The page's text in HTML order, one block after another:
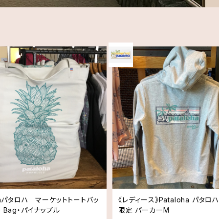
タロハ マーケットトートバッ
・パイナップル
《レディース》Pataloha パタロ
限定 パーカーM